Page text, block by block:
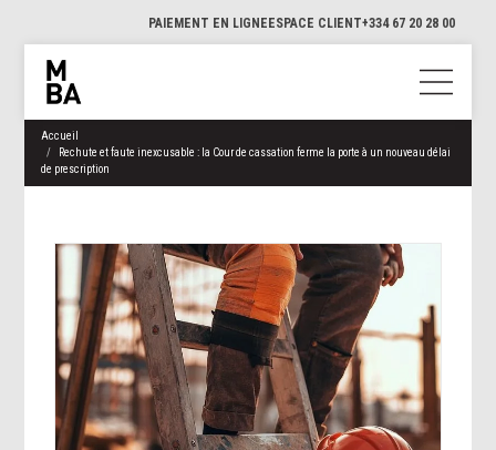
PAIEMENT EN LIGNEESPACE CLIENT+334 67 20 28 00
Accueil
Rechute et faute inexcusable : la Cour de cassation ferme la porte à un nouveau délai
de prescription